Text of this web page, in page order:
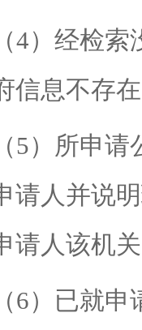
（4）经检索
信息不存
（5）所申请
请人并说
请人该机
（6）已就申